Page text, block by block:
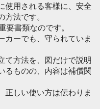
使用される客様に、安全
法です。
要書類なのです。
カーでも、守られていま
て方法を、図だけで説明
るものの、内容は補償関
正しい使い方は伝わりま